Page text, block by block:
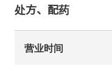
处方、配药
营业时间